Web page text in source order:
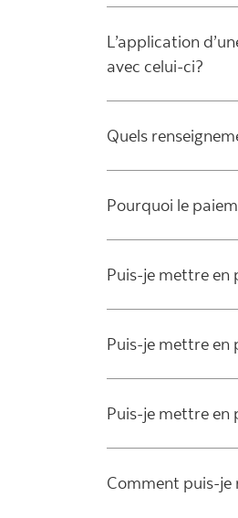
L’application
avec celui-ci?
Quels
Pourquoi le
Puis-je mettre en
Puis-je mettre en
Puis-je mettre en
Comment puis-je